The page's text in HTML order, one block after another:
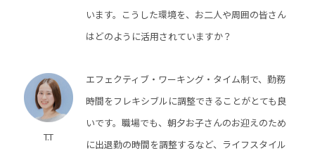
います。こうした環境を、お二人や周囲の皆さん
はどのように活用されていますか？
T.T
エフェクティブ・ワーキング・タイム制で、勤務
時間をフレキシブルに調整できることがとても良
いです。職場でも、朝夕お子さんのお迎えのため
に出退勤の時間を調整するなど、ライフスタイル